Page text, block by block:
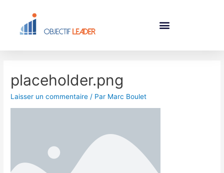
placeholder.png
Laisser un commentaire / Par Marc Boulet